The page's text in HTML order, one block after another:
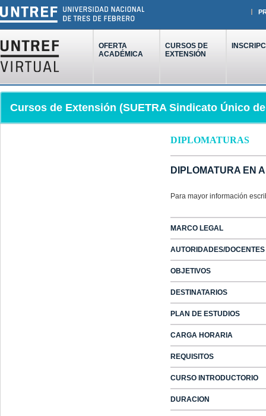
OFERTA
ACADÉMICA
CURSOS DE
EXTENSIÓN
Cursos de Extensión (SUETRA Sindicato Único
DIPLOMATURAS
DIPLOMATURA EN
Para mayor información
MARCO LEGAL
AUTORIDADES/DOCENTES
OBJETIVOS
DESTINATARIOS
PLAN DE ESTUDIOS
CARGA HORARIA
REQUISITOS
CURSO INTRODUCTORIO
DURACION